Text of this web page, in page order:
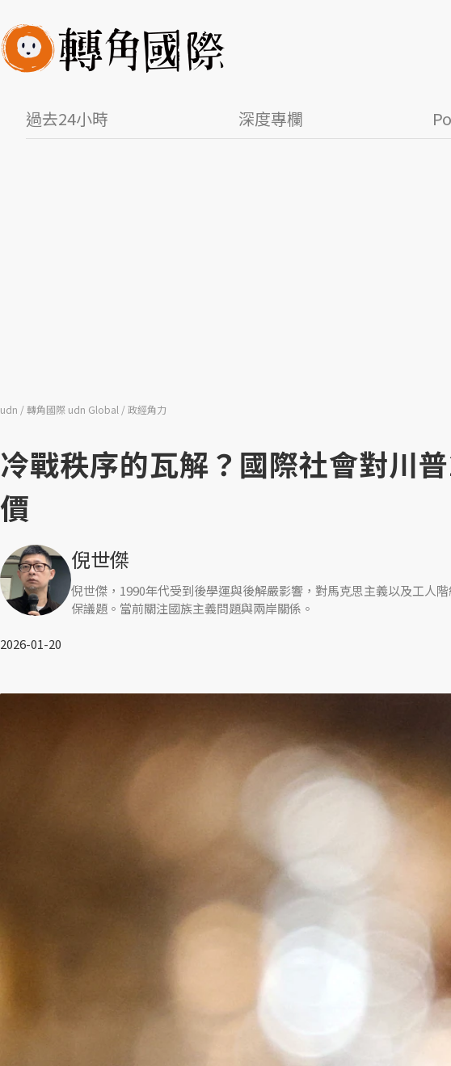
過去24小時 深度專欄
udn 轉角國際 udn Global 政經角力
冷戰秩序的瓦解？國際社會對川
價
倪世傑
倪世傑，1990年代受到後學運與後解嚴影響，對馬克思主義以及工人
保議題。當前關注國族主義問題與兩岸關係。
2026-01-20